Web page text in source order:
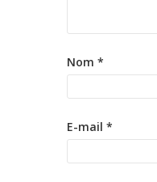
Nom *
E-mail *